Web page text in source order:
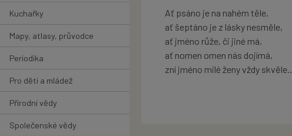
Kuchařky
Mapy, atlasy, průvodce
Periodika
Pro děti a mládež
Přírodní vědy
Společenské vědy
Ať psáno je na nahém těle,
ať šeptáno je z lásky nesměle,
ať jméno růže, či jiné má,
ať nomen omen nás dojímá,
zní jméno milé ženy vždy